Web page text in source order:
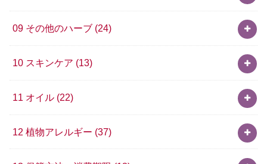
09 その他のハーブ (24)
10 スキンケア (13)
11 オイル (22)
12 植物アレルギー (37)